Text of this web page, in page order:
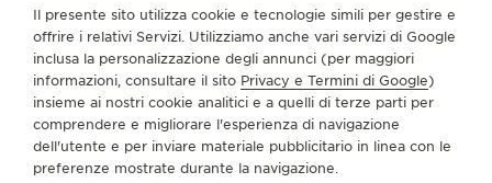
INFORMAZIONI SU DI NOI
SERVIZI
CONTATTI
Il presente sito utilizza cookie e tecnologie simili per gestire e
offrire i relativi Servizi. Utilizziamo anche vari servizi di Google
inclusa la personalizzazione degli annunci (per maggiori
informazioni, consultare il sito Privacy e Termini di Google)
insieme ai nostri cookie analitici e a quelli di terze parti per
comprendere e migliorare l'esperienza di navigazione
dell'utente e per inviare materiale pubblicitario in linea con le
preferenze mostrate durante la navigazione.